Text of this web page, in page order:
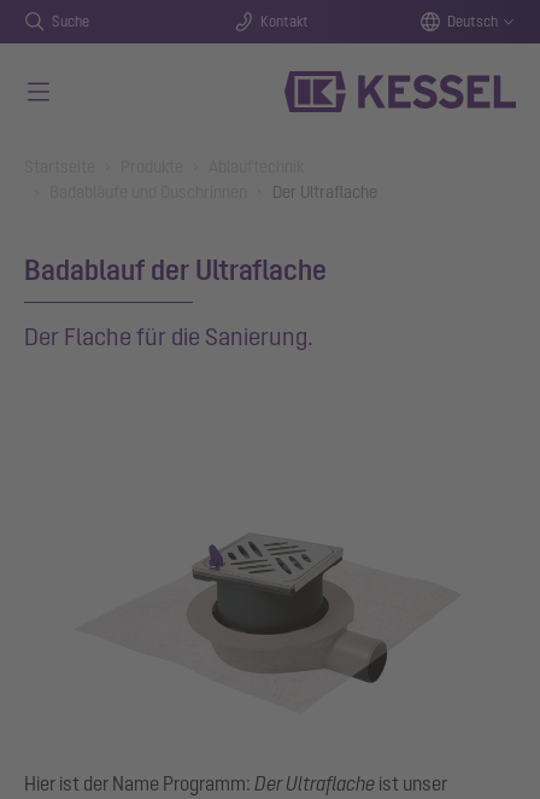
Suche Kontakt Deutsch
Der Ultraflache
Badablauf der Ultraflache
Der Flache für die Sanierung.
Hier ist der Name Programm: Der Ultraflache ist unser